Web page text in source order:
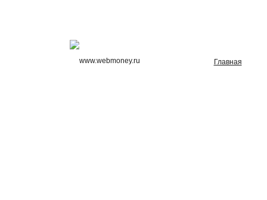
Главная